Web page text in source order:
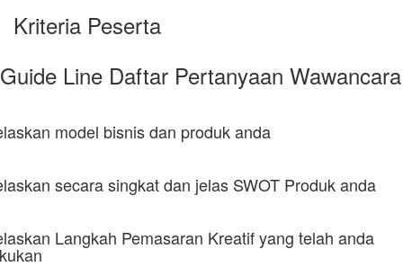
Kriteria Peserta
Guide Line Daftar Pertanyaan Wawancara
model bisnis dan produk anda
secara singkat dan jelas SWOT Produk anda
Langkah Pemasaran Kreatif yang telah anda